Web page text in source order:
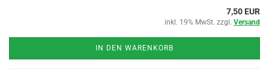
7,50 EUR
inkl. 19% MwSt. zzgl. Versand
IN DEN WARENKORB